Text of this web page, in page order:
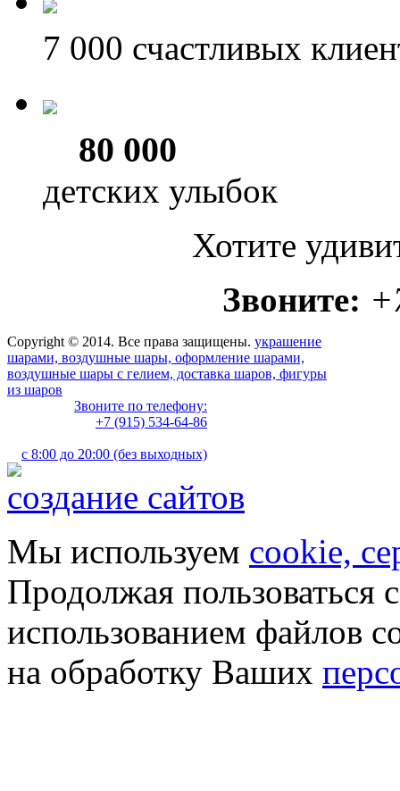
7 000 счастливых
80 000
детских улыбок
Хотите
Звоните:
Copyright © 2014. Все права защищены. украшение
шарами, воздушные шары, оформление шарами,
воздушные шары с гелием, доставка шаров, фигуры
из шаров
Звоните по телефону:
+7 (915) 534-64-86
с 8:00 до 20:00 (без выходных)
создание сайтов
Мы используем cookie,
Продолжая пользоваться
использованием файлов
на обработку Ваших